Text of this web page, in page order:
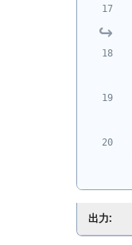
出力: